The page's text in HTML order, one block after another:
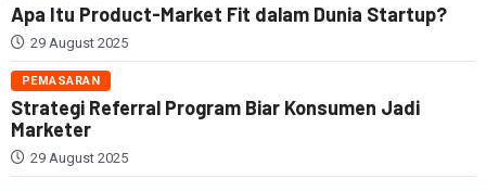
Apa Itu Product-Market Fit dalam Dunia Startup?
29 August 2025
PEMASARAN
Strategi Referral Program Biar Konsumen Jadi
Marketer
29 August 2025